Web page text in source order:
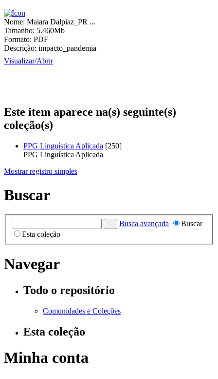
Nome: Maiara Dalpiaz_PR ...
Tamanho: 5.460Mb
Formato: PDF
Descrição: impacto_pandemia
Visualizar/Abrir
Este item aparece na(s) seguinte(s)
coleção(s)
PPG Linguística Aplicada [250]
PPG Linguística Aplicada
Mostrar registro simples
Buscar
Busca avançada
Buscar
Esta coleção
Navegar
Todo o repositório
Comunidades e Coleções
Esta coleção
Minha conta